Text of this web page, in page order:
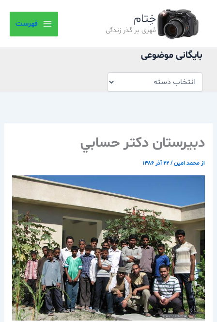
خِتام
مُهری بر گذر زندگی
فهرست
بایگانی موضوعی
موضوعی
دبيرستان دكتر حسابي
از محمد امین/۲۲ آذر ۱۳۸۶